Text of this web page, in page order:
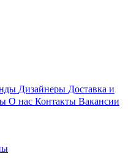
Дизайнеры Доставка и
О нас Контакты Вакансии